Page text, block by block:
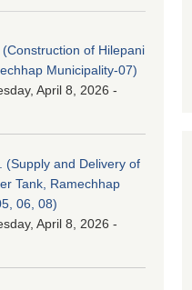
of Hilepani
Municipality-07)
April 8, 2026 -
(Supply and Delivery of
Tank, Ramechhap
06, 08)
April 8, 2026 -